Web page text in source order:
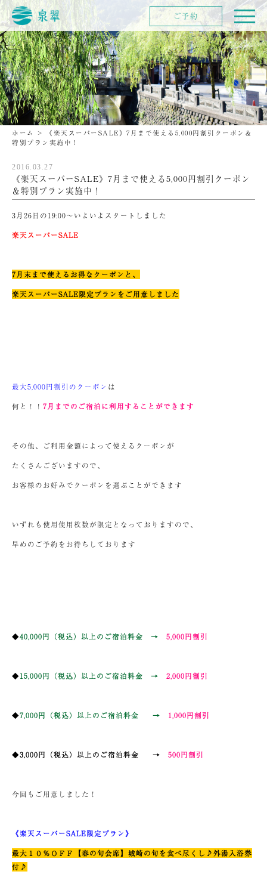
ホーム >
《楽天スーパーSALE》7月まで使える5,000円割引クーポン＆
特別プラン実施中！
2016.03.27
《楽天スーパーSALE》7月まで使える5,000円割引クーポン
＆特別プラン実施中！
3月26日の19:00～いよいよスタートしました
楽天スーパーSALE
7月末まで使えるお得なクーポンと、
楽天スーパーSALE限定プランをご用意しました
最大5,000円割引のクーポン は
何と！！ 7月までのご宿泊に利用することができます
その他、ご利用金額によって使えるクーポンが
たくさんございますので、
お客様のお好みでクーポンを選ぶことができます
いずれも使用使用枚数が限定となっておりますので、
早めのご予約をお待ちしております
◆40,000円（税込）以上のご宿泊料金 → 5,000円割引
◆15,000円（税込）以上のご宿泊料金 → 2,000円割引
◆7,000円（税込）以上のご宿泊料金 → 1,000円割引
◆3,000円（税込）以上のご宿泊料金 → 500円割引
今回もご用意しました！
《楽天スーパーSALE限定プラン》
最大１０％ＯＦＦ【春の旬会席】城崎の旬を食べ尽くし♪外湯入浴券
付♪
ご予約